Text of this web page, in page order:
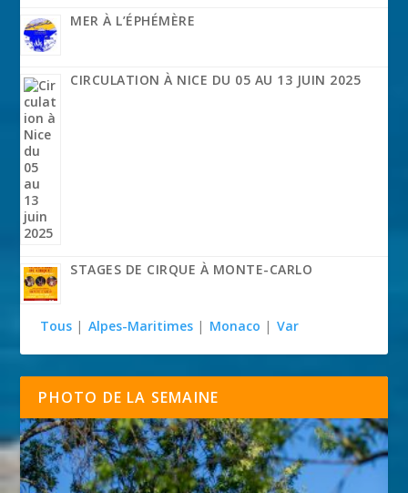
MER À L’ÉPHÉMÈRE
CIRCULATION À NICE DU 05 AU 13 JUIN 2025
STAGES DE CIRQUE À MONTE-CARLO
Tous | Alpes-Maritimes | Monaco | Var
PHOTO DE LA SEMAINE